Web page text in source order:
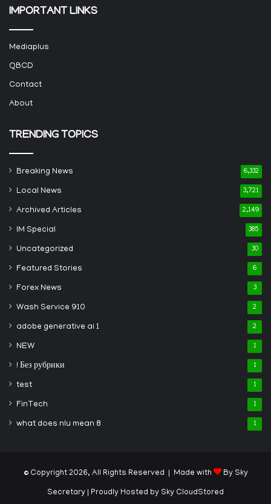
IMPORTANT LINKS
Mediaplus
QBCD
Contact
About
TRENDING TOPICS
Breaking News 6,332
Local News 3,721
Archived Articles 2,149
IM Special 385
Uncategorized 30
Featured Stories 6
Forex News 3
Wash Service 910 2
adobe generative ai 1 2
NEW 1
! Без рубрики 1
test 1
FinTech 1
what does nlu mean 8 1
© Copyright 2026, All Rights Reserved | Made with By Sky
Secretary | Proudly Hosted by Sky CloudStored